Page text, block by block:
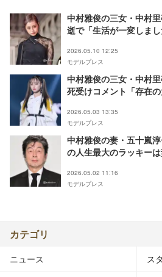
中村雅俊の三女・中村
逝で「生活が一変しま
2026.05.10 12:25
モデルプレス
中村雅俊の三女・中村
死受けコメント「存在
2026.05.03 13:35
モデルプレス
中村雅俊の妻・五十嵐
の人生最大のラッキー
2026.05.02 11:16
モデルプレス
カテゴリ
ニュース ス